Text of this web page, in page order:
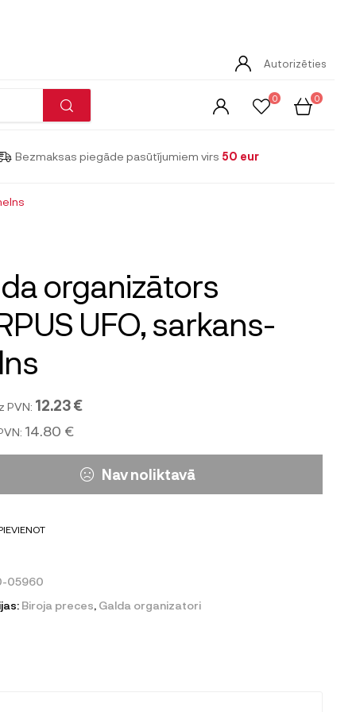
Autorizēties
0 0
Bezmaksas piegāde pasūtījumiem virs 50 eur
organizātors
UFO, sarkans-
PVN: 12.23 €
14.80 €
Nav noliktavā
05960
Biroja preces, Galda organizatori